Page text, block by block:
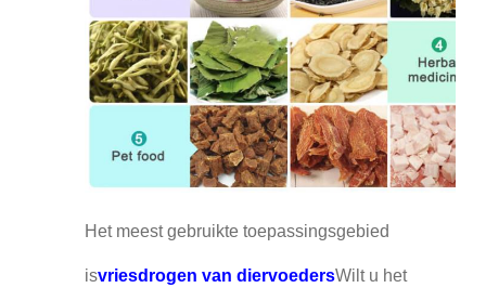
Het meest gebruikte toepassingsgebied
isvriesdrogen van diervoedersWilt u het